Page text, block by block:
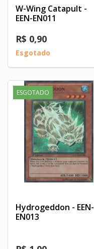
W-Wing Catapult -
EEN-EN011
R$ 0,90
Esgotado
ESGOTADO
Hydrogeddon - EEN-
EN013